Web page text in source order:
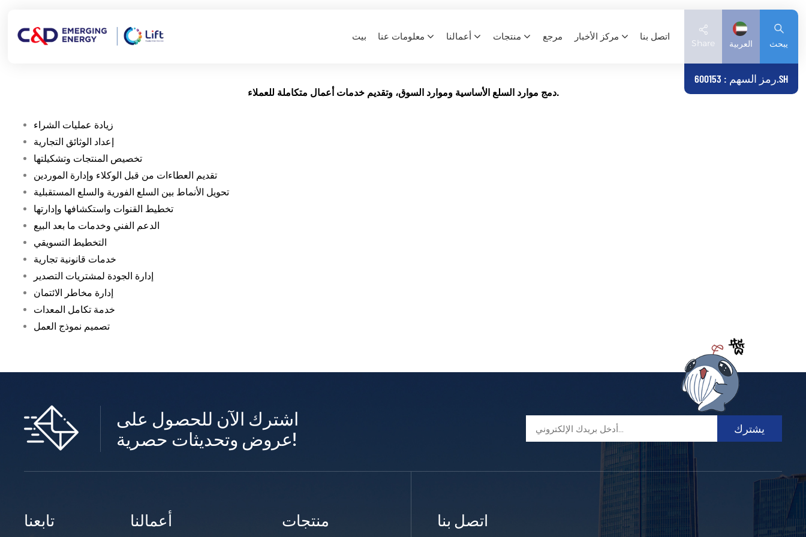
بيت معلومات عنا أعمالنا منتجات مرجع مركز الأخبار اتصل بنا
Share العربية يبحث
رمز السهم : 600153.SH
دمج موارد السلع الأساسية وموارد السوق، وتقديم خدمات أعمال متكاملة للعملاء.
زيادة عمليات الشراء
إعداد الوثائق التجارية
تخصيص المنتجات وتشكيلتها
تقديم العطاءات من قبل الوكلاء وإدارة الموردين
تحويل الأنماط بين السلع الفورية والسلع المستقبلية
تخطيط القنوات واستكشافها وإدارتها
الدعم الفني وخدمات ما بعد البيع
التخطيط التسويقي
خدمات قانونية تجارية
إدارة الجودة لمشتريات التصدير
إدارة مخاطر الائتمان
خدمة تكامل المعدات
تصميم نموذج العمل
اشترك الآن للحصول على
عروض وتحديثات حصرية!
تابعنا أعمالنا منتجات اتصل بنا